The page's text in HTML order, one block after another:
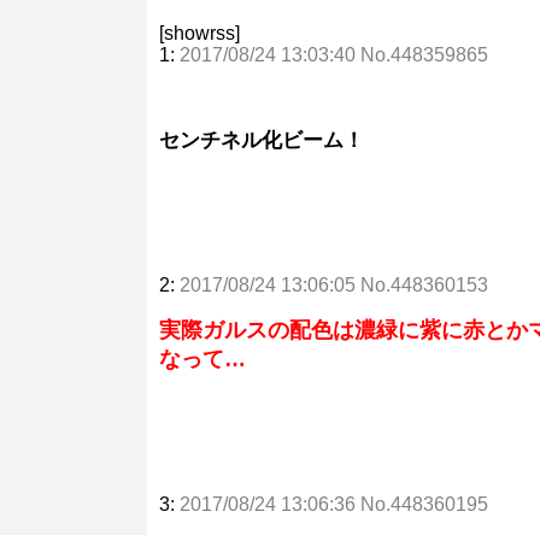
[showrss]
1: 2017/08/24 13:03:40 No.448359865
センチネル化ビーム！
2: 2017/08/24 13:06:05 No.448360153
実際ガルスの配色は濃緑に紫に赤と
なって…
3: 2017/08/24 13:06:36 No.448360195